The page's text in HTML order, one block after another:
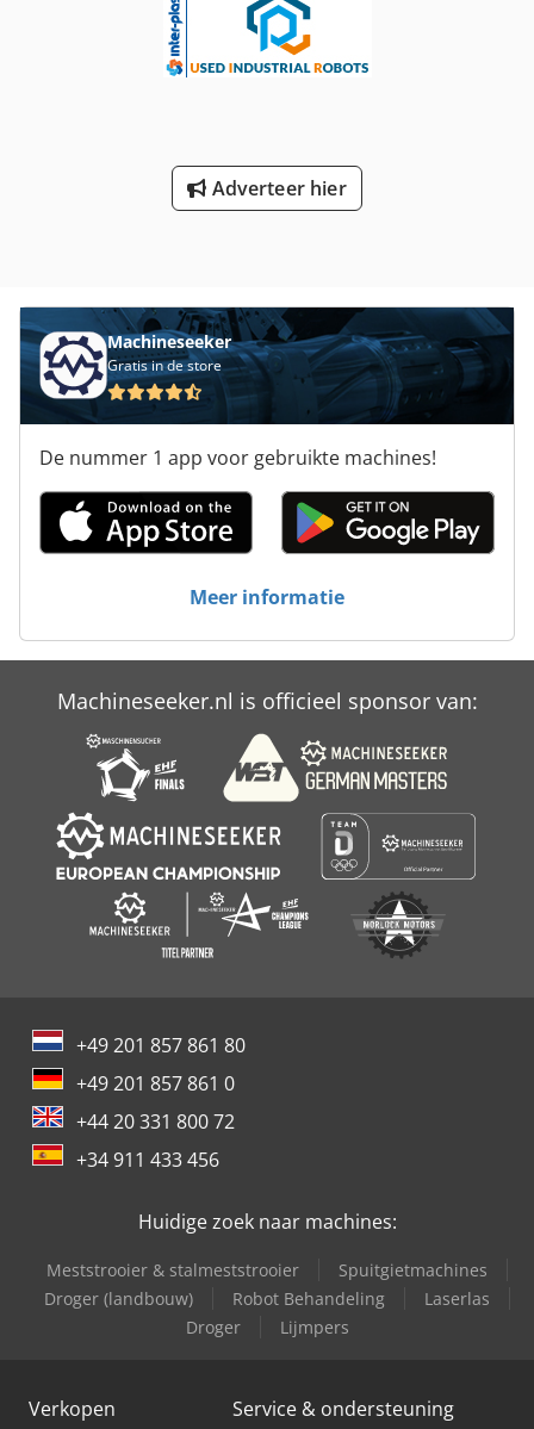
Adverteer hier
Machineseeker
Gratis in de store
De nummer 1 app voor gebruikte machines!
Meer informatie
Machineseeker.nl is officieel sponsor van:
+49 201 857 861 80
+49 201 857 861 0
+44 20 331 800 72
+34 911 433 456
Huidige zoek naar machines:
Meststrooier & stalmeststrooier
Spuitgietmachines
Droger (landbouw)
Robot Behandeling
Laserlas
Droger
Lijmpers
Verkopen Service & ondersteuning